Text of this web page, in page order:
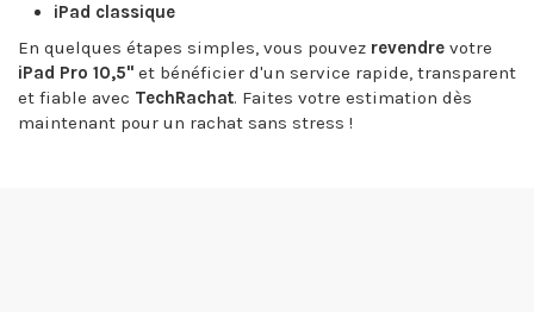
iPad classique
En quelques étapes simples, vous pouvez revendre votre
iPad Pro 10,5" et bénéficier d'un service rapide, transparent
et fiable avec TechRachat. Faites votre estimation dès
maintenant pour un rachat sans stress !